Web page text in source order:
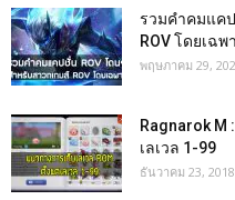
รวมคำคมแค
ROV โดยเฉพ
พฤษภาคม 29,
Ragnarok M
เลเวล 1-99
ธันวาคม 23, 2018